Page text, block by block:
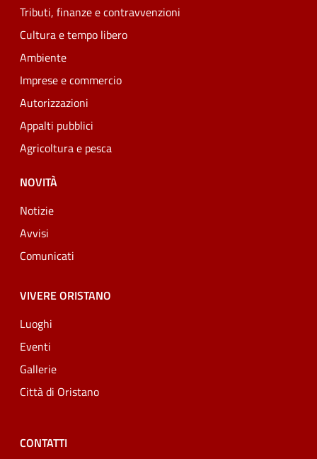
Tributi, finanze e contravvenzioni
Cultura e tempo libero
Ambiente
Imprese e commercio
Autorizzazioni
Appalti pubblici
Agricoltura e pesca
NOVITÀ
Notizie
Avvisi
Comunicati
VIVERE ORISTANO
Luoghi
Eventi
Gallerie
Città di Oristano
CONTATTI